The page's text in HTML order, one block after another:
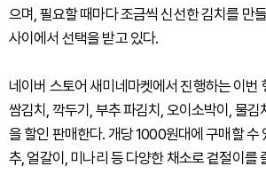
으며, 필요할 때마다 조금씩 신선한 김치를 만
사이에서 선택을 받고 있다.
네이버 스토어 새미네마켓에서 진행하는 이번
쌈김치, 깍두기, 부추 파김치, 오이소박이, 물김
을 할인 판매한다. 개당 1000원대에 구매할 수
추, 얼갈이, 미나리 등 다양한 채소로 겉절이를